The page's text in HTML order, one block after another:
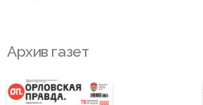
Архив газет